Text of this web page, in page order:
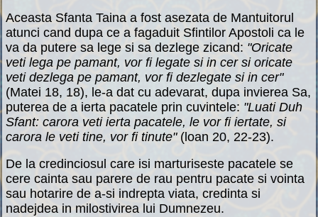
Aceasta Sfanta Taina a fost asezata de Mantuitorul
atunci cand dupa ce a fagaduit Sfintilor Apostoli ca le
va da putere sa lege si sa dezlege zicand: "Oricate
veti lega pe pamant, vor fi legate si in cer si oricate
veti dezlega pe pamant, vor fi dezlegate si in cer"
(Matei 18, 18), le-a dat cu adevarat, dupa invierea Sa,
puterea de a ierta pacatele prin cuvintele: "Luati Duh
Sfant: carora veti ierta pacatele, le vor fi iertate, si
carora le veti tine, vor fi tinute"(loan 20, 22-23).
De la credinciosul care isi marturiseste pacatele se
cere cainta sau parere de rau pentru pacate si vointa
sau hotarire de a-si indrepta viata, credinta si
nadejdea in milostivirea lui Dumnezeu.